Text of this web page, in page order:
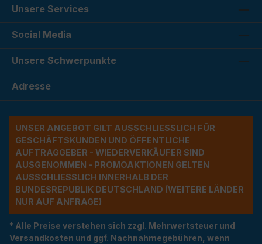
Unsere Services
Social Media
Unsere Schwerpunkte
Adresse
UNSER ANGEBOT GILT AUSSCHLIESSLICH FÜR G
ESCHÄFTSKUNDEN UND ÖFFENTLICHE A
UFTRAGGEBER - WIEDERVERKÄUFER SIND A
USGENOMMEN - PROMOAKTIONEN GELTEN A
USSCHLIESSLICH INNERHALB DER BU
NDESREPUBLIK DEUTSCHLAND (WEITERE LÄNDER NU
R AUF ANFRAGE)
* Alle Preise verstehen sich zzgl. Mehrwertsteuer und
Versandkosten und ggf. Nachnahmegebühren, wenn